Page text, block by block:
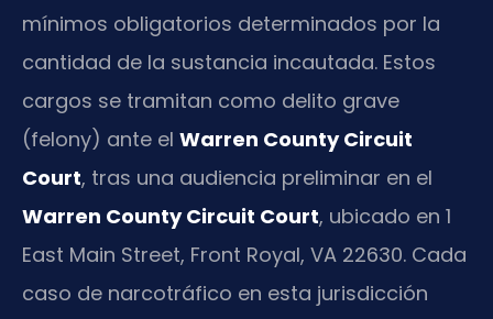
mínimos obligatorios determinados por la
cantidad de la sustancia incautada. Estos
cargos se tramitan como delito grave
(felony) ante el Warren County Circuit
Court, tras una audiencia preliminar en el
Warren County Circuit Court, ubicado en 1
East Main Street, Front Royal, VA 22630. Cada
caso de narcotráfico en esta jurisdicción